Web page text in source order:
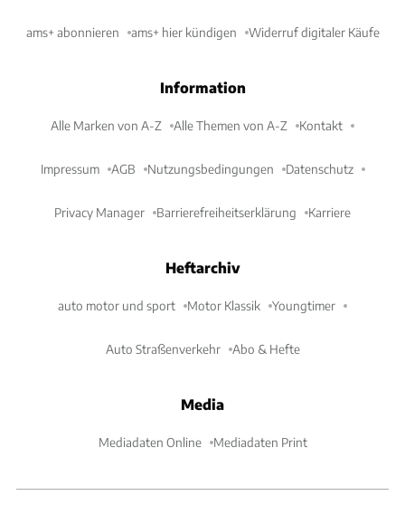
ams+ abonnieren ams+ hier kündigen Widerruf digitaler Käufe
Information
Alle Marken von A-Z Alle Themen von A-Z Kontakt
Impressum AGB Nutzungsbedingungen Datenschutz
Privacy Manager Barrierefreiheitserklärung Karriere
Heftarchiv
auto motor und sport Motor Klassik Youngtimer
Auto Straßenverkehr Abo & Hefte
Media
Mediadaten Online Mediadaten Print